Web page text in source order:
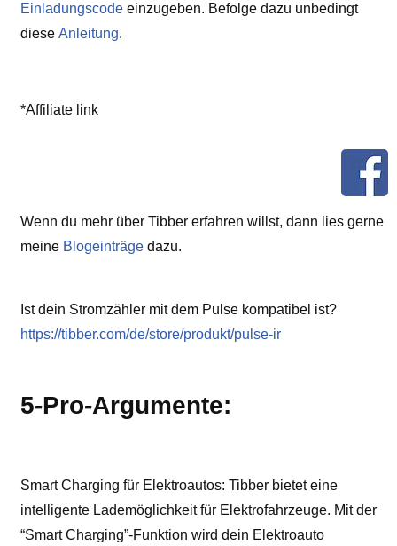
Einladungscode einzugeben. Befolge dazu unbedingt
diese Anleitung.
*Affiliate link
Wenn du mehr über Tibber erfahren willst, dann lies gerne
meine Blogeinträge dazu.
Ist dein Stromzähler mit dem Pulse kompatibel ist?
https://tibber.com/de/store/produkt/pulse-ir
5-Pro-Argumente:
Smart Charging für Elektroautos: Tibber bietet eine
intelligente Lademöglichkeit für Elektrofahrzeuge. Mit der
“Smart Charging”-Funktion wird dein Elektroauto